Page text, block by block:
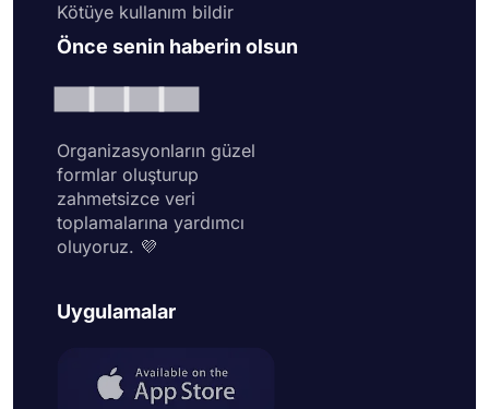
Kötüye kullanım bildir
Önce senin haberin olsun
Organizasyonların güzel
formlar oluşturup
zahmetsizce veri
toplamalarına yardımcı
oluyoruz. 💜
Uygulamalar